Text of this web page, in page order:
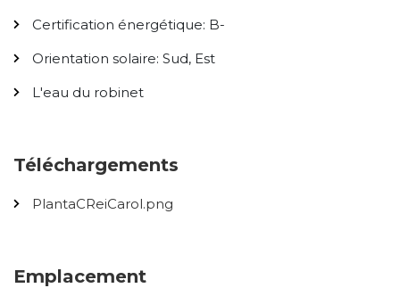
Certification énergétique: B-
Orientation solaire: Sud, Est
L'eau du robinet
Téléchargements
PlantaCReiCarol.png
Emplacement